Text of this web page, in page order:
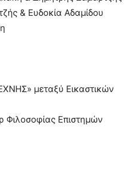
& Ευδοκία Αδαμίδου
μεταξύ Εικαστικών
Φιλοσοφίας Επιστημών